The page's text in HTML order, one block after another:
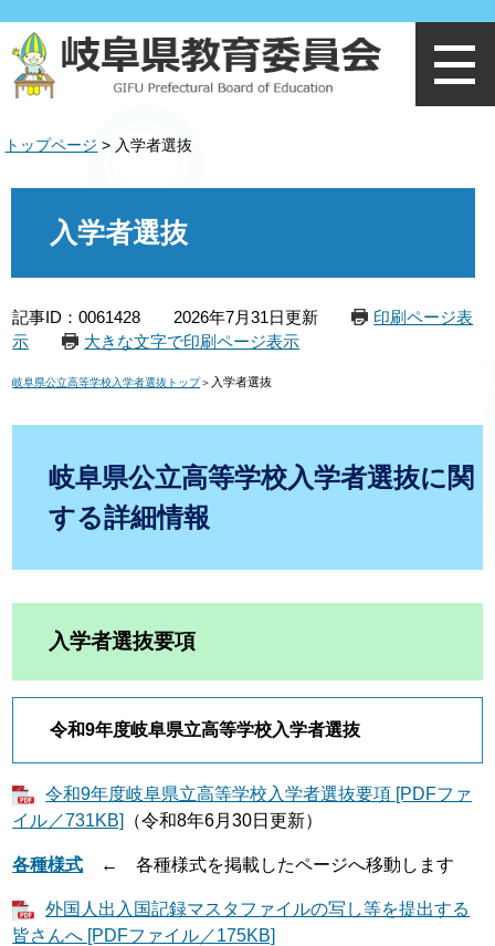
ジ
の
で
ュ
ー
ばトップページ > 入学者選抜
入学者選抜
記事ID：0061428 2026年7月31日更新
印刷ページ表
示
大きな文字で印刷ページ表示
岐阜県公立高等学校入学者選抜トップ＞ 入学者選抜
岐阜県公立高等学校入学者選抜に関
する詳細情報
入学者選抜要項
令和9年度岐阜県立高等学校入学者選抜​
令和9年度岐阜県立高等学校入学者選抜要項 [PDFファ
イル／731KB]
（令和8年6月30日更新）
各種様式 ← 各種様式を掲載したページへ移動します
外国人出入国記録マスタファイルの写し等を提出する
皆さんへ [PDFファイル／175KB]